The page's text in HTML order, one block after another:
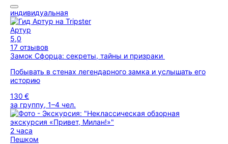
индивидуальная
Артур
5,0
17 отзывов
Замок Сфорца: секреты, тайны и призраки
Побывать в стенах легендарного замка и услышать его
историю
130 €
за группу, 1–4 чел.
2 часа
Пешком